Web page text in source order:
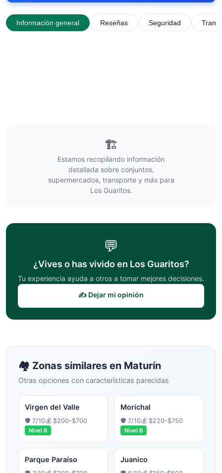
Información general Reseñas Seguridad
🏗️
Estamos recopilando información
detallada sobre conjuntos,
supermercados, transporte y más para
Los Guaritos.
💬
¿Vives o has vivido en Los Guaritos?
Tu experiencia ayuda a otros a tomar mejores decisiones.
✍️ Dejar mi opinión
🏘️ Zonas similares en Maturín
Otras opciones con características parecidas
Virgen del Valle
🛡️ 7/10💰 $200-$700
Nivel B
Morichal
🛡️ 7/10💰 $220-$750
Nivel B
Parque Paraíso Juanico